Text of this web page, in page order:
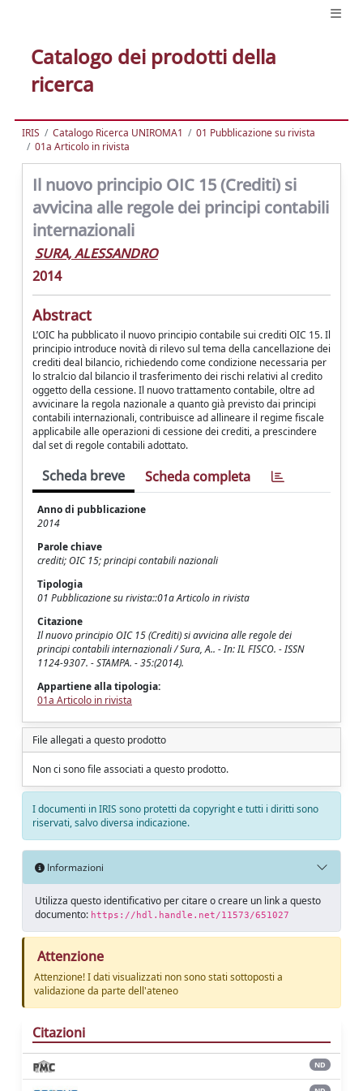
Catalogo dei prodotti della
ricerca
IRIS Catalogo Ricerca UNIROMA1
01 Pubblicazione su rivista
01a Articolo in rivista
Il nuovo principio OIC 15 (Crediti) si
avvicina alle regole dei principi contabili
internazionali
SURA, ALESSANDRO
2014
Abstract
L’OIC ha pubblicato il nuovo principio contabile sui crediti OIC 15. Il
principio introduce novità di rilevo sul tema della cancellazione dei
crediti deal bilancio, richiedendo come condizione necessaria per
lo stralcio dal bilancio il trasferimento dei rischi relativi al credito
oggetto della cessione. Il nuovo trattamento contabile, oltre ad
avvicinare la regola nazionale a quanto già previsto dai principi
contabili internazionali, contribuisce ad allineare il regime fiscale
applicabile alle operazioni di cessione dei crediti, a prescindere
dal set di regole contabili adottato.
Scheda breve Scheda completa
Anno di pubblicazione
2014
Parole chiave
crediti; OIC 15; principi contabili nazionali
Tipologia
01 Pubblicazione su rivista::01a Articolo in rivista
Citazione
Il nuovo principio OIC 15 (Crediti) si avvicina alle regole dei
principi contabili internazionali / Sura, A.. - In: IL FISCO. - ISSN
1124-9307. - STAMPA. - 35:(2014).
Appartiene alla tipologia:
01a Articolo in rivista
File allegati a questo prodotto
Non ci sono file associati a questo prodotto.
I documenti in IRIS sono protetti da copyright e tutti i diritti sono
riservati, salvo diversa indicazione.
Informazioni
Utilizza questo identificativo per citare o creare un link a questo
documento: https://hdl.handle.net/11573/651027
Attenzione
Attenzione! I dati visualizzati non sono stati sottoposti a
validazione da parte dell'ateneo
Citazioni
ND